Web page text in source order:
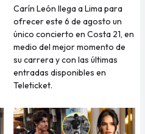
Carín León llega a Lima para
ofrecer este 6 de agosto un
único concierto en Costa 21, en
medio del mejor momento de
su carrera y con las últimas
entradas disponibles en
Teleticket.